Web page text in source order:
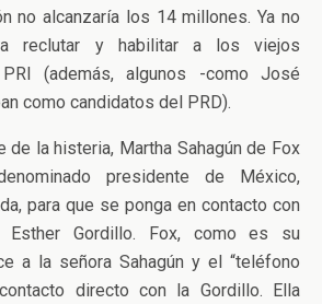
no alcanzaría los 14 millones. Ya no
reclutar y habilitar a los viejos
(además, algunos -como José
como candidatos del PRD).
de la histeria, Martha Sahagún de Fox
presidente de México,
para que se ponga en contacto con
Esther Gordillo. Fox, como es su
a la señora Sahagún y el “teléfono
directo con la Gordillo. Ella